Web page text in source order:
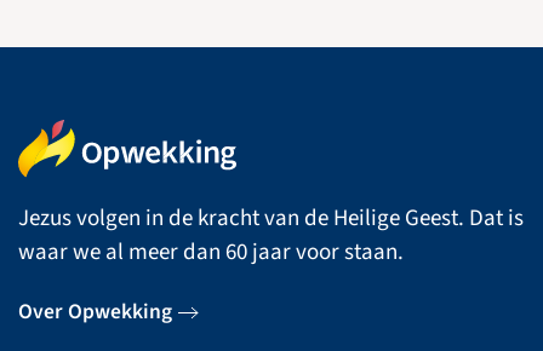
Jezus volgen in de kracht van de Heilige Geest. Dat is
waar we al meer dan 60 jaar voor staan.
Over Opwekking